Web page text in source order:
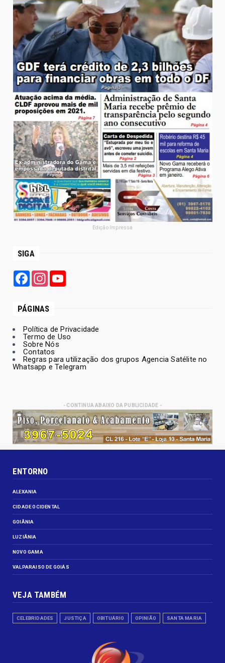
Edição Impressa
SIGA
FacebookInstagram
PÁGINAS
Política de Privacidade
Termo de Uso
Sobre Nós
Contatos
Regras para utilização dos grupos Agencia Satélite no
Whatsapp e Telegram
- CONTINUA ABAIXO DA PUBLICIDADE -
ENTORNO
ALEXANIA
CIDADE OCIDENTAL
GOIÂNIA
LUZIÂNIA
NOVO GAMA
VALPARAISO DE GOIÁS
VEJA TAMBÉM
CELEBRIDADES JUSTIÇA OBITUÁRIO OPINIÃO SANTA MARIA